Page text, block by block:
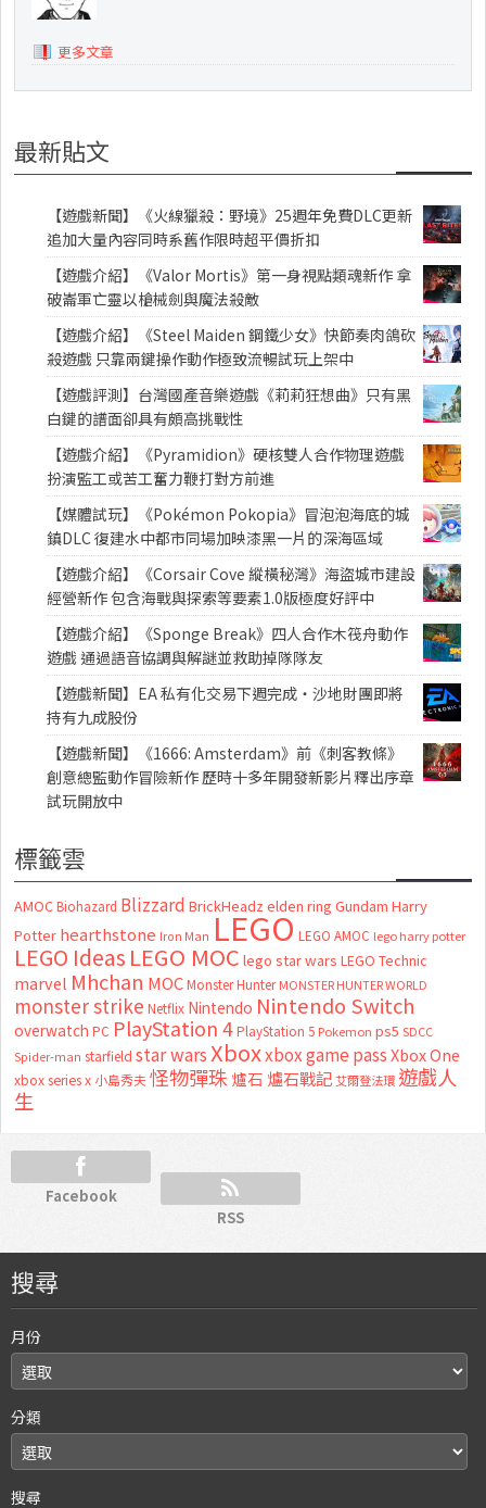
更多文章
最新貼文
【遊戲新聞】《火線獵殺：野境》25週年免費DLC更新
追加大量內容同時系舊作限時超平價折扣
【遊戲介紹】《Valor Mortis》第一身視點類魂新作 拿
破崙軍亡靈以槍械劍與魔法殺敵
【遊戲介紹】《Steel Maiden 鋼鐵少女》快節奏肉鴿砍
殺遊戲 只靠兩鍵操作動作極致流暢試玩上架中
【遊戲評測】台灣國產音樂遊戲《莉莉狂想曲》只有黑
白鍵的譜面卻具有頗高挑戰性
【遊戲介紹】《Pyramidion》硬核雙人合作物理遊戲
扮演監工或苦工奮力鞭打對方前進
【媒體試玩】《Pokémon Pokopia》冒泡泡海底的城
鎮DLC 復建水中都市同場加映漆黑一片的深海區域
【遊戲介紹】《Corsair Cove 縱橫秘灣》海盜城市建設
經營新作 包含海戰與探索等要素1.0版極度好評中
【遊戲介紹】《Sponge Break》四人合作木筏舟動作
遊戲 通過語音協調與解謎並救助掉隊隊友
【遊戲新聞】EA 私有化交易下週完成・沙地財團即將
持有九成股份
【遊戲新聞】《1666: Amsterdam》前《刺客教條》
創意總監動作冒險新作 歷時十多年開發新影片釋出序章
試玩開放中
標籤雲
AMOC Biohazard Blizzard BrickHeadz elden ring Gundam Harry
Potter hearthstone Iron Man LEGO LEGO AMOC lego harry potter
LEGO Ideas LEGO MOC lego star wars LEGO Technic
marvel Mhchan MOC Monster Hunter MONSTER HUNTER WORLD
monster strike Netflix Nintendo Nintendo Switch
overwatch PC PlayStation 4 PlayStation 5 Pokemon ps5 SDCC
Spider-man starfield star warsXboxxbox game passXbox One
xbox series x 小島秀夫怪物彈珠 爐石 爐石戰記艾爾登法環 遊戲人
生
Facebook
RSS
搜尋
月份
分類
搜尋